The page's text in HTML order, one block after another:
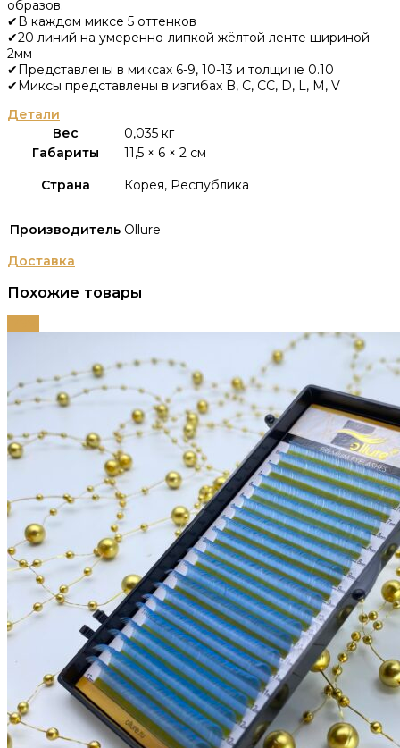
образов.
✔В каждом миксе 5 оттенков
✔20 линий на умеренно-липкой жёлтой ленте шириной
2мм
✔Представлены в миксах 6-9, 10-13 и толщине 0.10
✔Миксы представлены в изгибах B, C, CC, D, L, M, V
Детали
Вес
0,035 кг
Габариты
11,5 × 6 × 2 см
Страна
Корея, Республика
Производитель Ollure
Доставка
Похожие товары